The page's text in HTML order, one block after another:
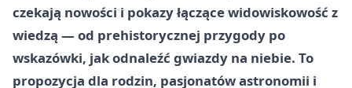
czekają nowości i pokazy łączące widowiskowość z
wiedzą — od prehistorycznej przygody po
wskazówki, jak odnaleźć gwiazdy na niebie. To
propozycja dla rodzin, pasjonatów astronomii i